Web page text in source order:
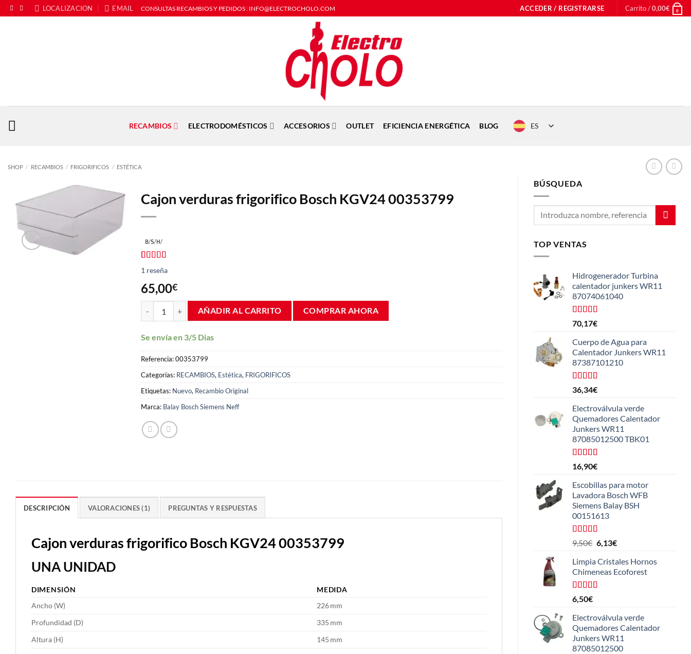
Saltar
al
LOCALIZACION EMAIL CONSULTAS RECAMBIOS Y PEDIDOS : INFO@ELECTROCHOLO.COM ACCEDER / REGISTRARSE Carrito /0,00€ 0
RECAMBIOS ELECTRODOMÉSTICOS ACCESORIOS OUTLET EFICIENCIA ENERGÉTICA BLOG ES
SHOP / RECAMBIOS / FRIGORIFICOS / ESTÉTICA
BÚSQUEDA
TOP VENTAS
Hidrogenerador Turbina
calentador junkers WR11
87074061040
Valorado
con
5
70,17€
Cuerpo de Agua para
Calentador Junkers WR11
87387101210
Valorado
con
de 5
36,34€
Electroválvula verde
Quemadores Calentador
Junkers WR11
87085012500 TBK01
Valorado
con
de 5
16,90€
Escobillas para motor
Lavadora Bosch WFB
Siemens Balay BSH
00151613
Valorado
con
de
5
9,50€ El
original
era:
9,50€.
6,13€El
actual
es:
Limpia Cristales Hornos
Chimeneas Ecoforest
Valorado
con
de 5
6,50€
Electroválvula verde
Quemadores Calentador
Junkers WR11
87085012500
Cajon verduras frigorifico Bosch KGV24 00353799
Valorado
con5.00
5 en base a
1
valoración
de un cliente
1 reseña
65,00€
Cajon verduras frigorifico Bosch KGV24 00353799 cantidad
AÑADIR AL CARRITO COMPRAR AHORA
Se envía en 3/5 Dias
Referencia:00353799
Categorías: RECAMBIOS, Estética, FRIGORIFICOS
Etiquetas: Nuevo, Recambio Original
Marca: Balay Bosch Siemens Neff
DESCRIPCIÓN VALORACIONES (1) PREGUNTAS Y RESPUESTAS
Cajon verduras frigorifico Bosch KGV24 00353799
UNA UNIDAD
DIMENSIÓN
MEDIDA
Ancho (W)
226 mm
Profundidad (D)
335 mm
Altura (H)
145 mm